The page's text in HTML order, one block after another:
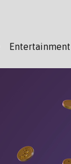
Entertainment